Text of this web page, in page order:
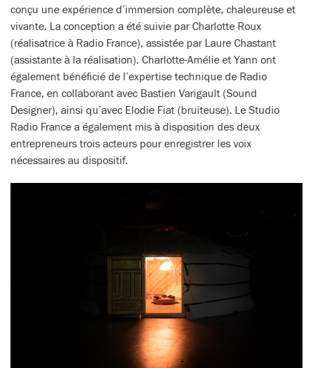
conçu une expérience d’immersion complète, chaleureuse et
vivante. La conception a été suivie par Charlotte Roux
(réalisatrice à Radio France), assistée par Laure Chastant
(assistante à la réalisation). Charlotte-Amélie et Yann ont
également bénéficié de l’expertise technique de Radio
France, en collaborant avec Bastien Varigault (Sound
Designer), ainsi qu’avec Elodie Fiat (bruiteuse). Le Studio
Radio France a également mis à disposition des deux
entrepreneurs trois acteurs pour enregistrer les voix
nécessaires au dispositif.